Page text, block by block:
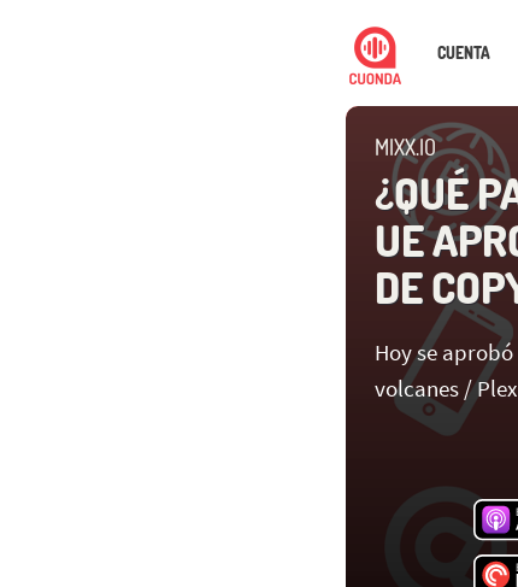
CUENTA
MIXX.IO
¿QUÉ
UE
DE
Hoy se
volcanes /